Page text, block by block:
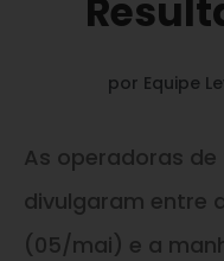
por Equipe
As operadoras
divulgaram entre
(05/mai) e a